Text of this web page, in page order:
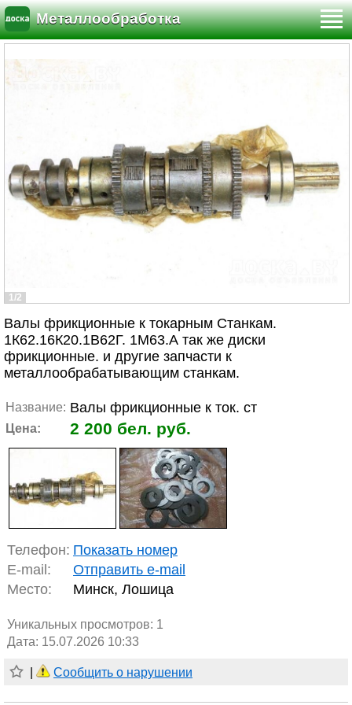
Металлообработка
1/2
Валы фрикционные к токарным Станкам.
1К62.16К20.1В62Г. 1М63.А так же диски
фрикционные. и другие запчасти к
металлообрабатывающим станкам.
Название: Валы фрикционные к ток. ст
Цена: 2 200 бел. руб.
Телефон: Показать номер
E-mail:
Отправить e-mail
Место:
Минск, Лошица
Уникальных просмотров: 1
Дата: 15.07.2026 10:33
Сообщить о нарушении